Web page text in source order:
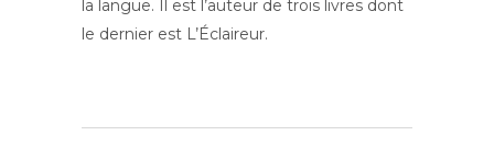
la langue. Il est l’auteur de trois livres dont
le dernier est L’Éclaireur.